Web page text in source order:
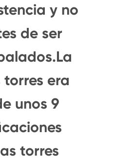
y no
de ser
era
unos 9
torres